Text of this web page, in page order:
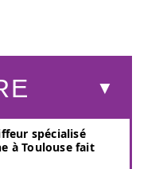
spécialisé
à Toulouse fait